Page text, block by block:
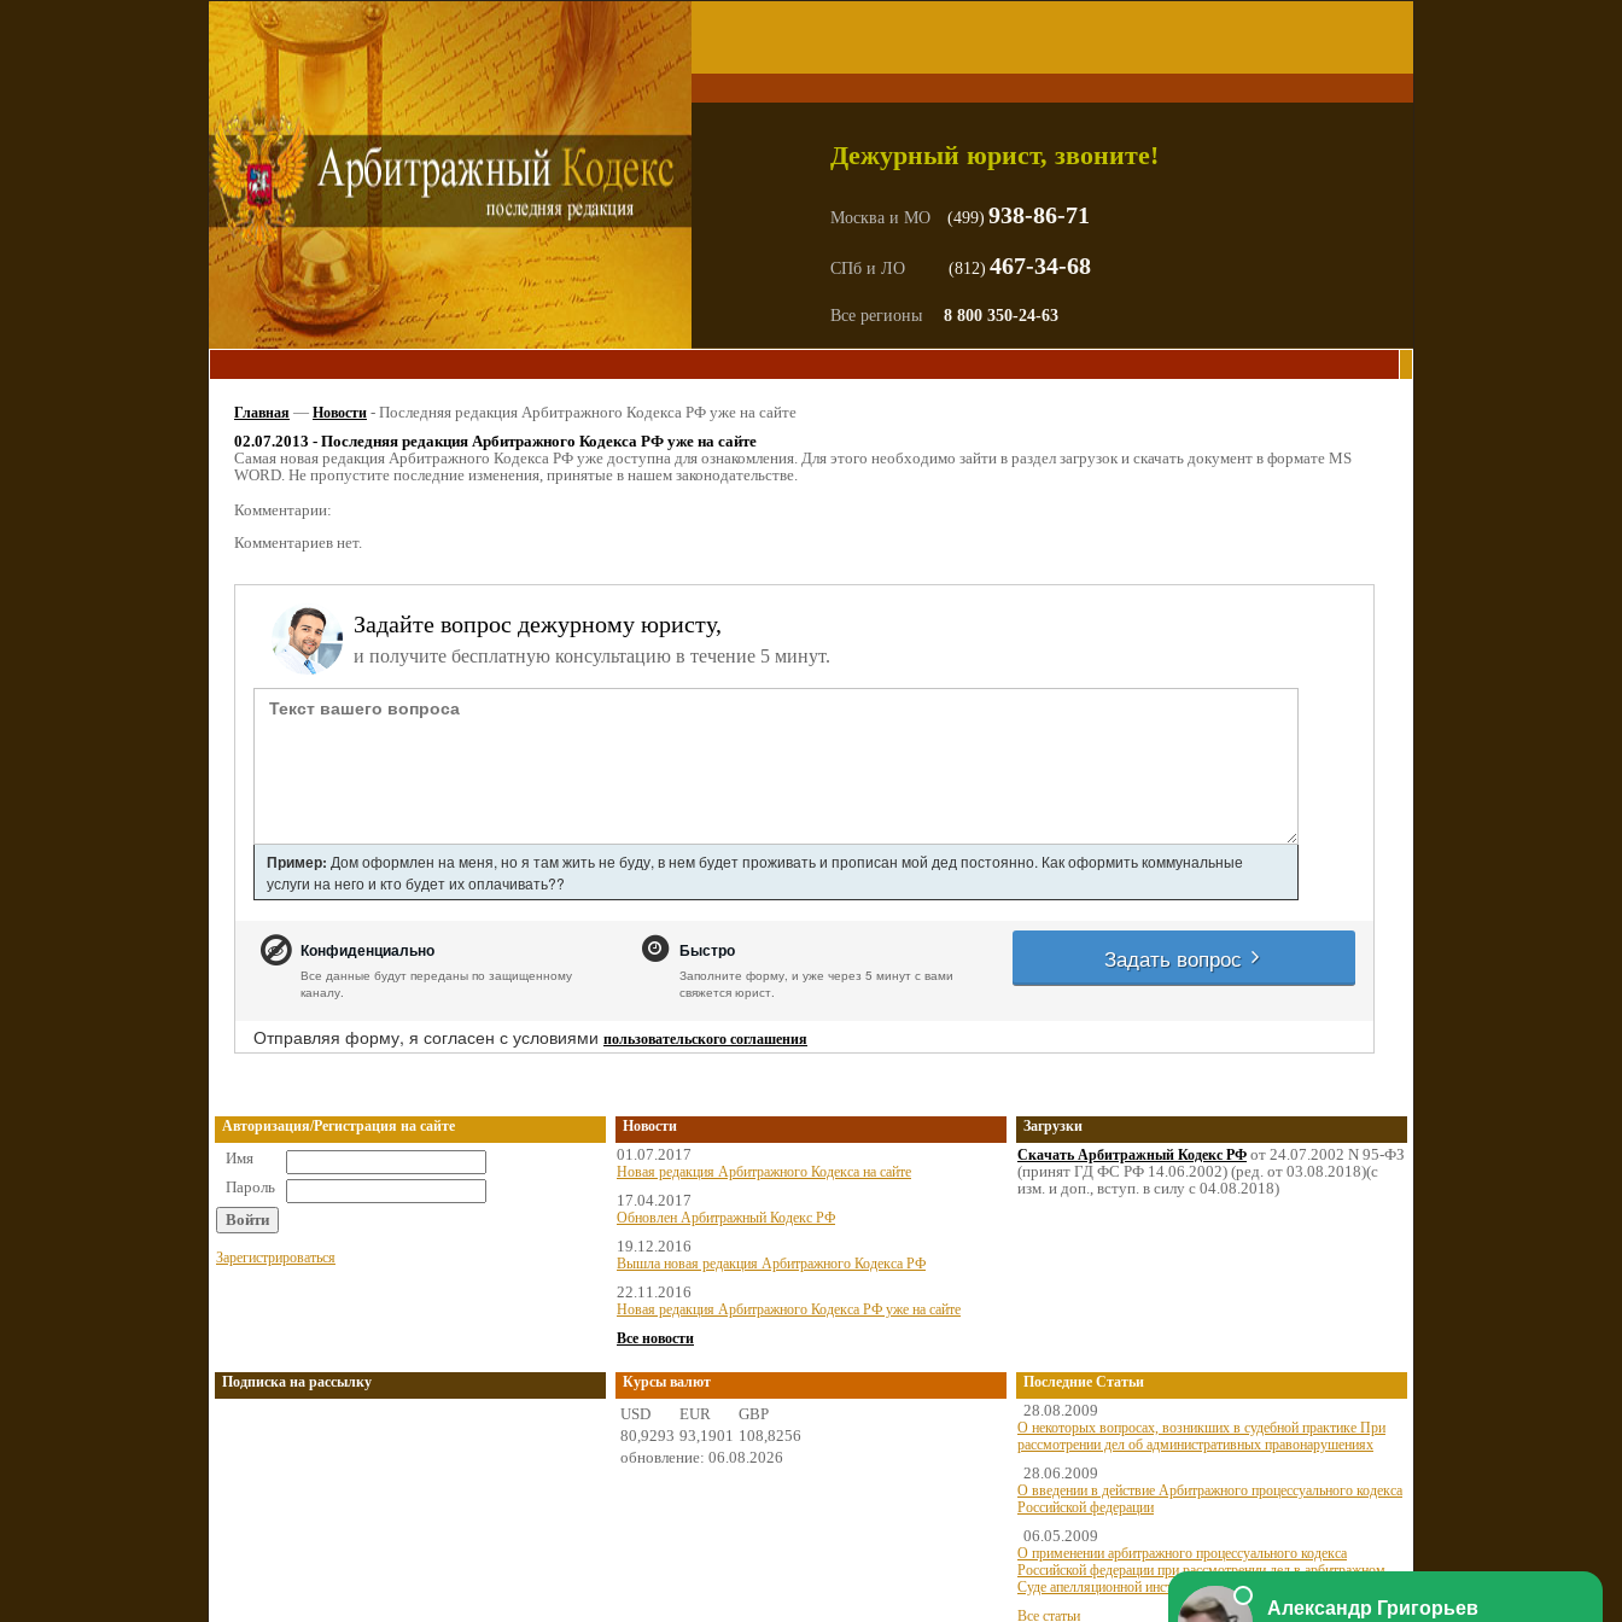
Дежурный юрист, звоните!
Москва и МО (499) 938-86-71
СПб и ЛО (812) 467-34-68
Все регионы 8 800 350-24-63
Главная — Новости - Последняя редакция Арбитражного Кодекса РФ уже на сайте
02.07.2013 - Последняя редакция Арбитражного Кодекса РФ уже на сайте
Самая новая редакция Арбитражного Кодекса РФ уже доступна для ознакомления. Для этого необходимо зайти в раздел загрузок и скачать документ в формате MS
WORD. Не пропустите последние изменения, принятые в нашем законодательстве.
Комментарии:
Комментариев нет.
Задайте вопрос дежурному юристу,
и получите бесплатную консультацию в течение 5 минут.
Пример: Дом оформлен на меня, но я там жить не буду, в нем будет проживать и прописан мой дед постоянно. Как оформить коммунальные
услуги на него и кто будет их оплачивать??
Конфиденциально
Все данные будут переданы по защищенному
каналу.
Быстро
Заполните форму, и уже через 5 минут с вами
свяжется юрист.
Задать вопрос
Отправляя форму, я согласен с условиями пользовательского соглашения
Авторизация/Регистрация на сайте
Имя
Пароль
Зарегистрироваться
Новости
01.07.2017
Новая редакция Арбитражного Кодекса на сайте
17.04.2017
Обновлен Арбитражный Кодекс РФ
19.12.2016
Вышла новая редакция Арбитражного Кодекса РФ
22.11.2016
Новая редакция Арбитражного Кодекса РФ уже на сайте
Все новости
Загрузки
Скачать Арбитражный Кодекс РФ от 24.07.2002 N 95-ФЗ
(принят ГД ФС РФ 14.06.2002) (ред. от 03.08.2018)(с
изм. и доп., вступ. в силу с 04.08.2018)
Подписка на рассылку Курсы валют
USD EUR
GBP
80,9293 93,1901 108,8256
обновление: 06.08.2026
Последние Статьи
28.08.2009
О некоторых вопросах, возникших в судебной практике При
рассмотрении дел об административных правонарушениях
28.06.2009
О введении в действие Арбитражного процессуального кодекса
Российской федерации
06.05.2009
О применении арбитражного процессуального кодекса
Российской федерации при рассмотрении дел в арбитражном
Суде апелляционной инстанции
Все статьи